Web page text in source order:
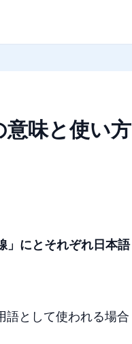
意味と使い方
」にとそれぞれ日本語
語として使われる場合